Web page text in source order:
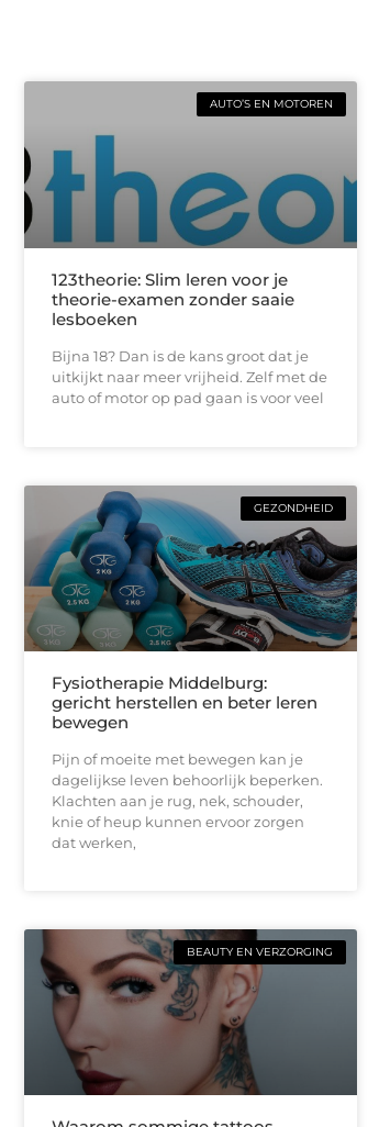
AUTO’S EN MOTOREN
123theorie: Slim leren voor je
theorie-examen zonder saaie
lesboeken
Bijna 18? Dan is de kans groot dat je
uitkijkt naar meer vrijheid. Zelf met de
auto of motor op pad gaan is voor veel
GEZONDHEID
Fysiotherapie Middelburg:
gericht herstellen en beter leren
bewegen
Pijn of moeite met bewegen kan je
dagelijkse leven behoorlijk beperken.
Klachten aan je rug, nek, schouder,
knie of heup kunnen ervoor zorgen
dat werken,
BEAUTY EN VERZORGING